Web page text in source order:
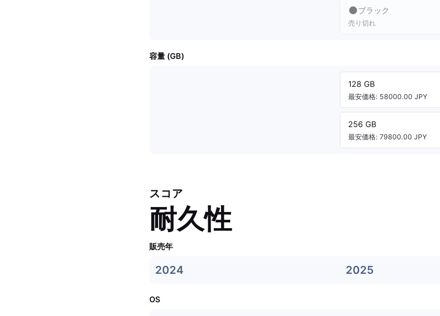
ブラック
売り切れ
容量 (GB)
128 GB
最安価格: 58000.00 JPY
256 GB
最安価格: 79800.00 JPY
スコア
耐久性
販売年
2024 2025
OS